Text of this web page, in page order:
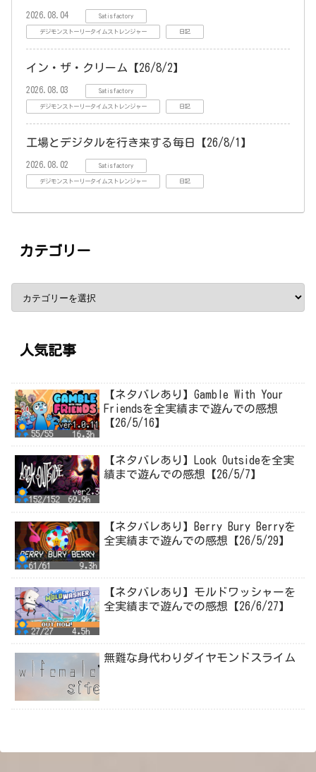
2026.08.04 Satisfactory
デジモンストーリータイムストレンジャー 日記
イン・ザ・クリーム【26/8/2】
2026.08.03 Satisfactory
デジモンストーリータイムストレンジャー 日記
工場とデジタルを行き来する毎日【26/8/1】
2026.08.02 Satisfactory
デジモンストーリータイムストレンジャー 日記
カテゴリー
人気記事
【ネタバレあり】Gamble With Your
Friendsを全実績まで遊んでの感想
【26/5/16】
【ネタバレあり】Look Outsideを全実
績まで遊んでの感想【26/5/7】
【ネタバレあり】Berry Bury Berryを
全実績まで遊んでの感想【26/5/29】
【ネタバレあり】モルドワッシャーを
全実績まで遊んでの感想【26/6/27】
無難な身代わりダイヤモンドスライム